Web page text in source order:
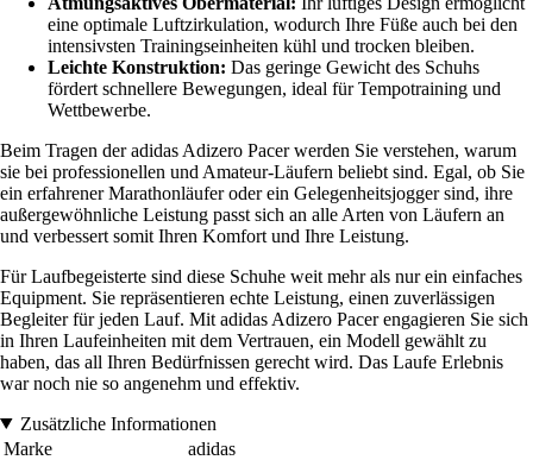
eine optimale Luftzirkulation, wodurch Ihre Füße auch bei den
intensivsten Trainingseinheiten kühl und trocken bleiben.
Leichte Konstruktion: Das geringe Gewicht des Schuhs
fördert schnellere Bewegungen, ideal für Tempotraining und
Wettbewerbe.
Beim Tragen der adidas Adizero Pacer werden Sie verstehen, warum
sie bei professionellen und Amateur-Läufern beliebt sind. Egal, ob Sie
ein erfahrener Marathonläufer oder ein Gelegenheitsjogger sind, ihre
außergewöhnliche Leistung passt sich an alle Arten von Läufern an
und verbessert somit Ihren Komfort und Ihre Leistung.
Für Laufbegeisterte sind diese Schuhe weit mehr als nur ein einfaches
Equipment. Sie repräsentieren echte Leistung, einen zuverlässigen
Begleiter für jeden Lauf. Mit adidas Adizero Pacer engagieren Sie sich
in Ihren Laufeinheiten mit dem Vertrauen, ein Modell gewählt zu
haben, das all Ihren Bedürfnissen gerecht wird. Das Laufe Erlebnis
war noch nie so angenehm und effektiv.
Zusätzliche Informationen
Marke
adidas